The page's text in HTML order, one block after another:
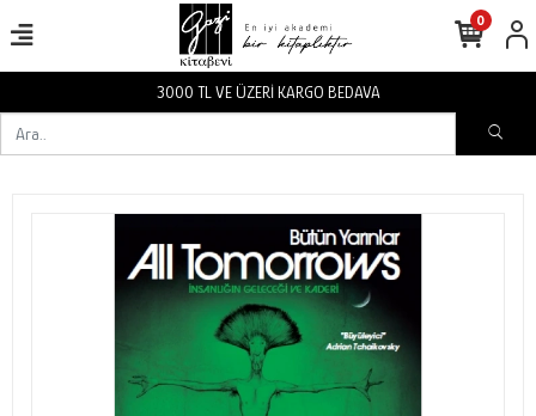
3000 TL VE ÜZERİ KARGO BEDAVA
0